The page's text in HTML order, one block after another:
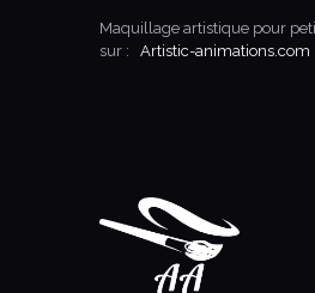
Maquillage artistique pour
sur : Artistic-animations.com